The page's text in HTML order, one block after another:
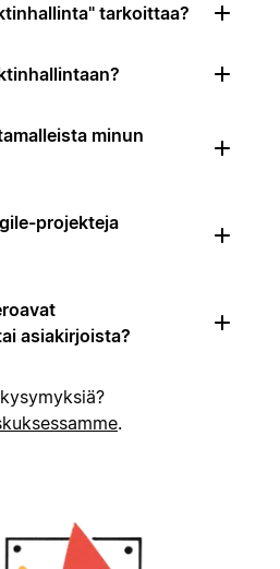
tarkoittaa?
minun
projekteja
asiakirjoista?
.